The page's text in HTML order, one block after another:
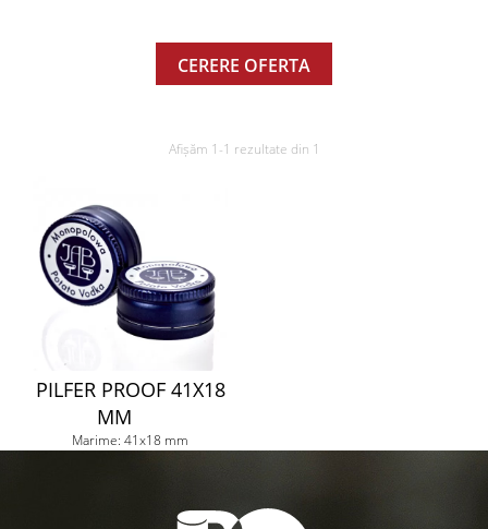
CERERE OFERTA
Afișăm 1-1 rezultate din 1
PILFER PROOF 41X18
MM
Marime: 41x18 mm